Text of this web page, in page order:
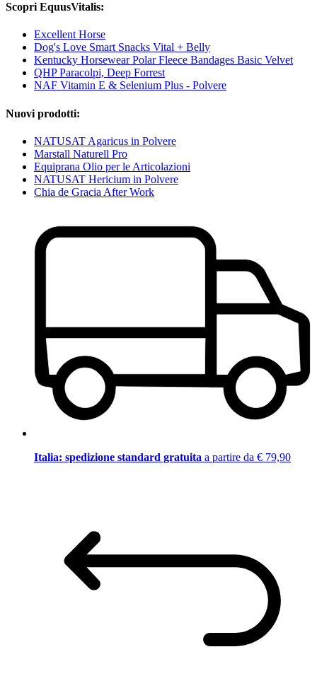
Scopri EquusVitalis:
Excellent Horse
Dog's Love Smart Snacks Vital + Belly
Kentucky Horsewear Polar Fleece Bandages Basic Velvet
QHP Paracolpi, Deep Forrest
NAF Vitamin E & Selenium Plus - Polvere
Nuovi prodotti:
NATUSAT Agaricus in Polvere
Marstall Naturell Pro
Equiprana Olio per le Articolazioni
NATUSAT Hericium in Polvere
Chia de Gracia After Work
Italia: spedizione standard gratuita a partire da € 79,90